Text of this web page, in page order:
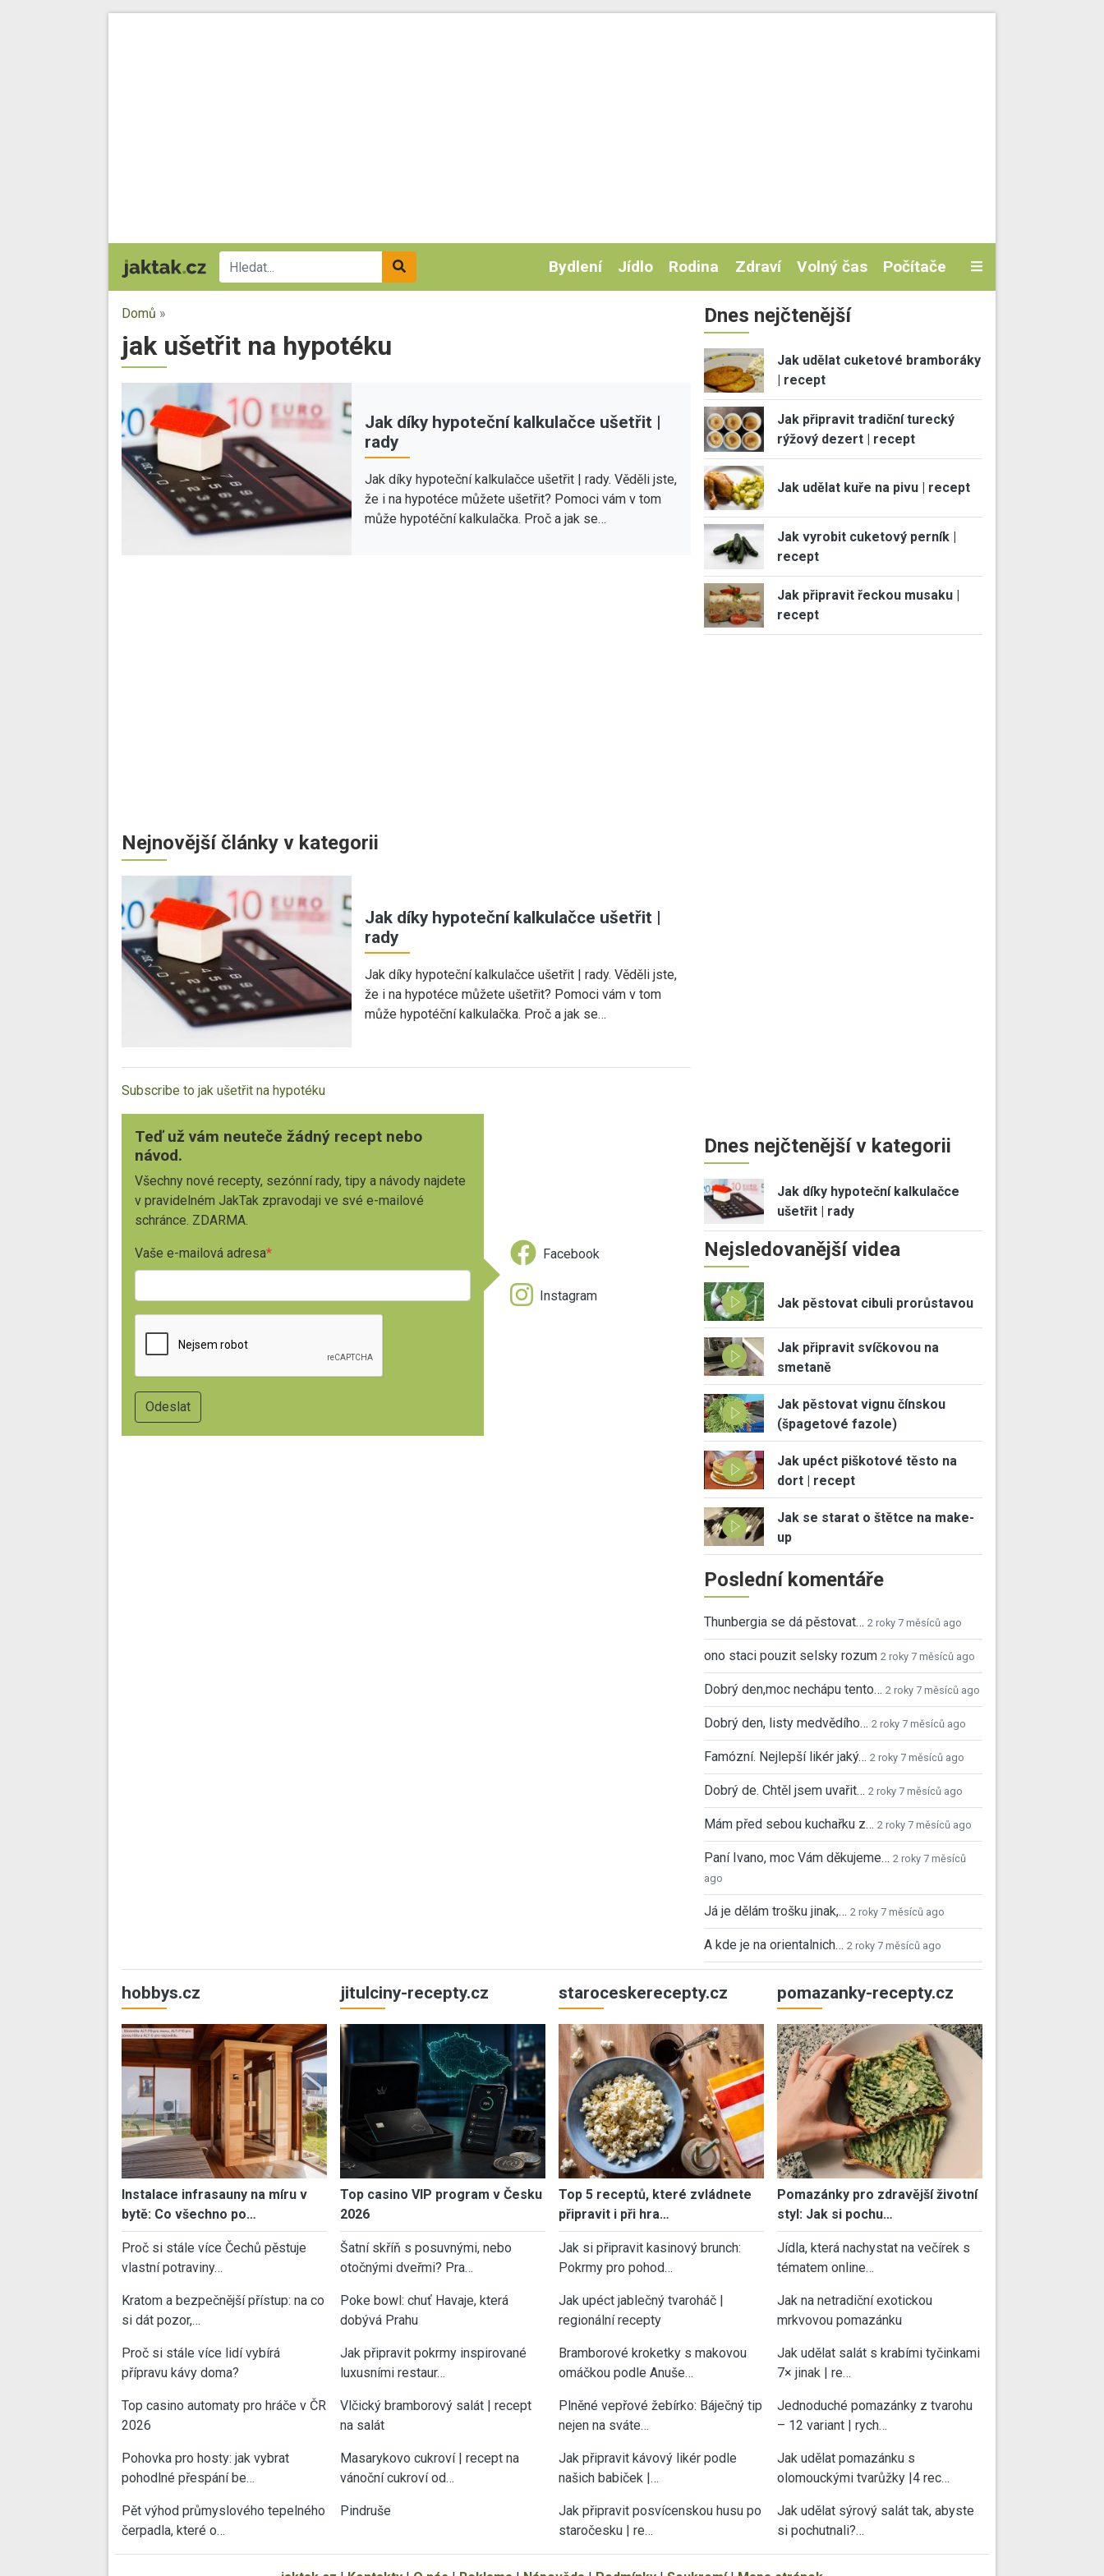
Bydlení Jídlo Rodina Zdraví Volný čas Počítače
Domů »
jak ušetřit na hypotéku
Jak díky hypoteční kalkulačce ušetřit |
rady
Jak díky hypoteční kalkulačce ušetřit | rady. Věděli jste,
že i na hypotéce můžete ušetřit? Pomoci vám v tom
může hypotéční kalkulačka. Proč a jak se…
Nejnovější články v kategorii
Jak díky hypoteční kalkulačce ušetřit |
rady
Jak díky hypoteční kalkulačce ušetřit | rady. Věděli jste,
že i na hypotéce můžete ušetřit? Pomoci vám v tom
může hypotéční kalkulačka. Proč a jak se…
Subscribe to jak ušetřit na hypotéku
Teď už vám neuteče žádný recept nebo
návod.
Všechny nové recepty, sezónní rady, tipy a návody najdete
v pravidelném JakTak zpravodaji ve své e-mailové
schránce. ZDARMA.
Vaše e-mailová adresa Facebook
Instagram
Dnes nejčtenější
Jak udělat cuketové bramboráky
| recept
Jak připravit tradiční turecký
rýžový dezert | recept
Jak udělat kuře na pivu | recept
Jak vyrobit cuketový perník |
recept
Jak připravit řeckou musaku |
recept
Dnes nejčtenější v kategorii
Jak díky hypoteční kalkulačce
ušetřit | rady
Nejsledovanější videa
Jak pěstovat cibuli prorůstavou
Jak připravit svíčkovou na
smetaně
Jak pěstovat vignu čínskou
(špagetové fazole)
Jak upéct piškotové těsto na
dort | recept
Jak se starat o štětce na make-
up
Poslední komentáře
Thunbergia se dá pěstovat… 2 roky 7 měsíců ago
ono staci pouzit selsky rozum 2 roky 7 měsíců ago
Dobrý den,moc nechápu tento… 2 roky 7 měsíců ago
Dobrý den, listy medvědího… 2 roky 7 měsíců ago
Famózní. Nejlepší likér jaký… 2 roky 7 měsíců ago
Dobrý de. Chtěl jsem uvařit… 2 roky 7 měsíců ago
Mám před sebou kuchařku z… 2 roky 7 měsíců ago
Paní Ivano, moc Vám děkujeme… 2 roky 7 měsíců
ago
Já je dělám trošku jinak,… 2 roky 7 měsíců ago
A kde je na orientalnich… 2 roky 7 měsíců ago
hobbys.cz
Instalace infrasauny na míru v
bytě: Co všechno po…
Proč si stále více Čechů pěstuje
vlastní potraviny…
Kratom a bezpečnější přístup: na co
si dát pozor,…
Proč si stále více lidí vybírá
přípravu kávy doma?
Top casino automaty pro hráče v ČR
2026
Pohovka pro hosty: jak vybrat
pohodlné přespání be…
Pět výhod průmyslového tepelného
čerpadla, které o…
jitulciny-recepty.cz
Top casino VIP program v Česku
2026
Šatní skříň s posuvnými, nebo
otočnými dveřmi? Pra…
Poke bowl: chuť Havaje, která
dobývá Prahu
Jak připravit pokrmy inspirované
luxusními restaur…
Vlčický bramborový salát | recept
na salát
Masarykovo cukroví | recept na
vánoční cukroví od…
Pindruše
staroceskerecepty.cz
Top 5 receptů, které zvládnete
připravit i při hra…
Jak si připravit kasinový brunch:
Pokrmy pro pohod…
Jak upéct jablečný tvaroháč |
regionální recepty
Bramborové kroketky s makovou
omáčkou podle Anuše…
Plněné vepřové žebírko: Báječný tip
nejen na sváte…
Jak připravit kávový likér podle
našich babiček |…
Jak připravit posvícenskou husu po
staročesku | re…
pomazanky-recepty.cz
Pomazánky pro zdravější životní
styl: Jak si pochu…
Jídla, která nachystat na večírek s
tématem online…
Jak na netradiční exotickou
mrkvovou pomazánku
Jak udělat salát s krabími tyčinkami
7× jinak | re…
Jednoduché pomazánky z tvarohu
– 12 variant | rych…
Jak udělat pomazánku s
olomouckými tvarůžky |4 rec…
Jak udělat sýrový salát tak, abyste
si pochutnali?…